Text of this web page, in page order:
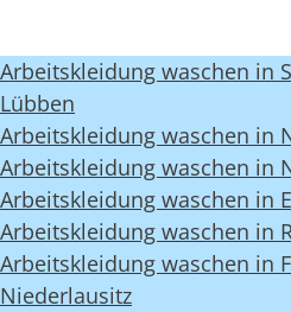
Arbeitskleidung waschen in
Lübben
Arbeitskleidung waschen in
Arbeitskleidung waschen in
Arbeitskleidung waschen in
Arbeitskleidung waschen in
Arbeitskleidung waschen in
Niederlausitz